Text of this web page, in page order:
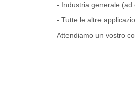
- Industria generale (ad
- Tutte le altre
Attendiamo un vostro